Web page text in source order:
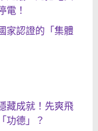
電！
家認證的「集體
藏成就！先爽飛
功德」？